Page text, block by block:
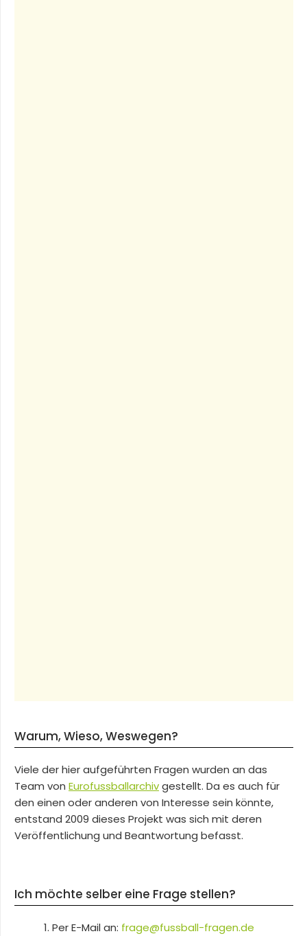
Warum, Wieso, Weswegen?
Viele der hier aufgeführten Fragen wurden an das
Team von Eurofussballarchivgestellt. Da es auch für
den einen oder anderen von Interesse sein könnte,
entstand 2009 dieses Projekt was sich mit deren
Veröffentlichung und Beantwortung befasst.
Ich möchte selber eine Frage stellen?
Per E-Mail an: frage@fussball-fragen.de